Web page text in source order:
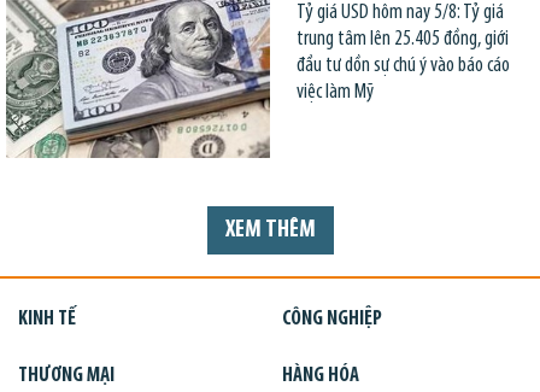
Tỷ giá USD hôm nay 5/8: Tỷ giá
trung tâm lên 25.405 đồng, giới
đầu tư dồn sự chú ý vào báo cáo
việc làm Mỹ
XEM THÊM
KINH TẾ CÔNG NGHIỆP
THƯƠNG MẠI HÀNG HÓA